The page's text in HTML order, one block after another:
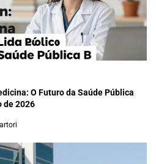
O Futuro da Saúde Pública
de 2026